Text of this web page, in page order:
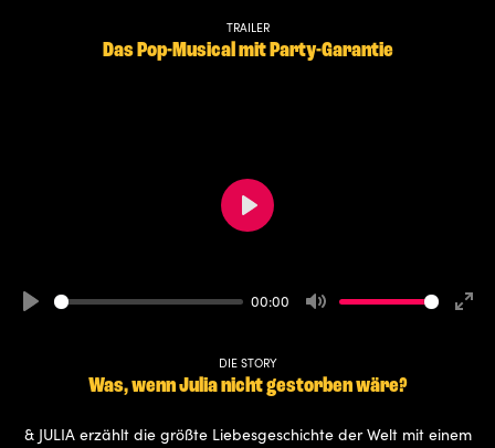
TRAILER
Das Pop-Musical mit Party-Garantie
00:00
Play
DIE STORY
Was, wenn Julia nicht gestorben wäre?
& JULIA erzählt die größte Liebesgeschichte der Welt mit einem